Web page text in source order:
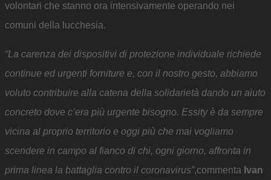
volontari che stanno ora intensivamente operando nei
comuni della lucchesia.
“La carenza dei dispositivi di protezione individuale richiede
continue ed urgenti forniture e, con il nostro gesto, abbiamo
voluto contribuire alla catena della solidarietà dando un aiuto
concreto dove c’era più urgente bisogno. Essity è da sempre
vicina al proprio territorio e oggi più che mai vogliamo
scendere in campo al fianco di chi, ogni giorno, affronta in
prima linea la battaglia contro il coronavirus”,commenta Ivan